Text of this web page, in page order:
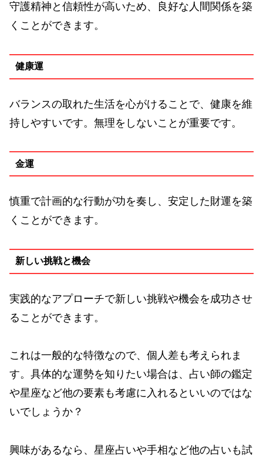
守護精神と信頼性が高いため、良好な人間関係を築
くことができます。
健康運
バランスの取れた生活を心がけることで、健康を維
持しやすいです。無理をしないことが重要です。
金運
慎重で計画的な行動が功を奏し、安定した財運を築
くことができます。
新しい挑戦と機会
実践的なアプローチで新しい挑戦や機会を成功させ
ることができます。
これは一般的な特徴なので、個人差も考えられま
す。具体的な運勢を知りたい場合は、占い師の鑑定
や星座など他の要素も考慮に入れるといいのではな
いでしょうか？
興味があるなら、星座占いや手相など他の占いも試